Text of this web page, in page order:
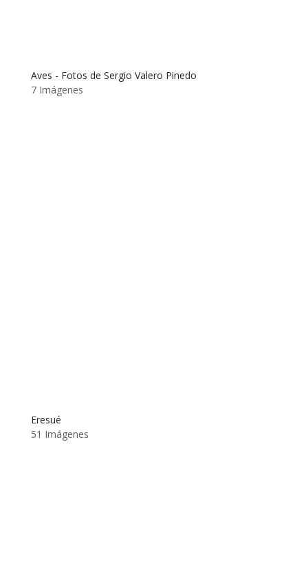
Aves - Fotos de Sergio Valero Pinedo
7 Imágenes
Eresué
51 Imágenes